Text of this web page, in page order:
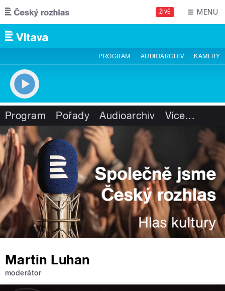
Přejít k hlavnímu obsahu
ŽIVĚ MENU
PROGRAM AUDIOARCHIV KAMERY
Program Pořady Audioarchiv Více…
Martin Luhan
moderátor